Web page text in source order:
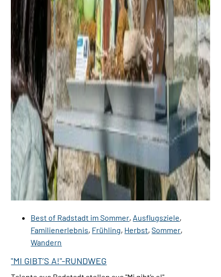
Best of Radstadt im Sommer, Ausflugsziele,
Familienerlebnis, Frühling, Herbst,Sommer,
Wandern
"MI GIBT’S A!"-RUNDWEG